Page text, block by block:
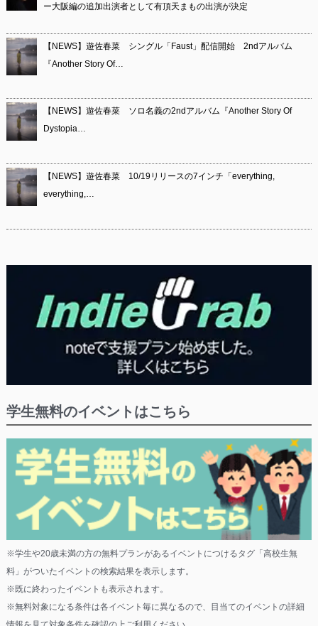
ー大阪編の追加出演者として有頂天まもの出演が決定
【NEWS】遊佐春菜 シングル「Faust」配信開始 2ndアルバム
『Another Story Of…
【NEWS】遊佐春菜 ソロ名義の2ndアルバム『Another Story Of
Dystopia…
【NEWS】遊佐春菜 10/19リリースの7インチ「everything,
everything,…
学生無料のイベントはこちら
※学生や20歳未満の方の無料プランがあるイベントにつけるタグ「高校生無
料」がついたイベントの検索結果を表示します。
※既に終わったイベントも表示されます。
※無料対象になる条件は各イベント毎に異なるので、目当てのイベントの詳細